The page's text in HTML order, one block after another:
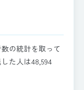
の統計を取って
た人は48,594